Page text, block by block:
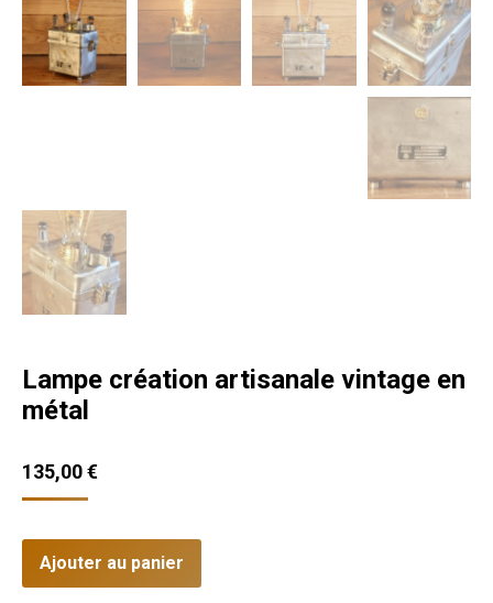
Lampe création artisanale vintage en
métal
135,00€
Ajouter au panier